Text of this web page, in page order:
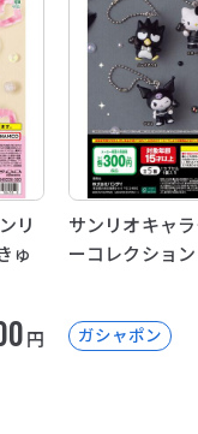
リ
ゅ
円
サンリオキャ
ーコレクショ
ガシャポン